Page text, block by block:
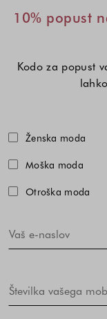
10% popust
Kodo za popust
Ženska moda
Moška moda
Otroška moda